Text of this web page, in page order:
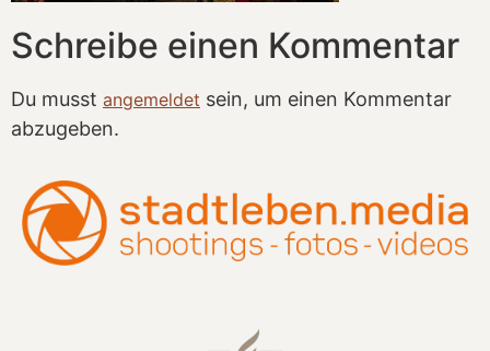
Schreibe einen Kommentar
Du musst angemeldet sein, um einen Kommentar
abzugeben.